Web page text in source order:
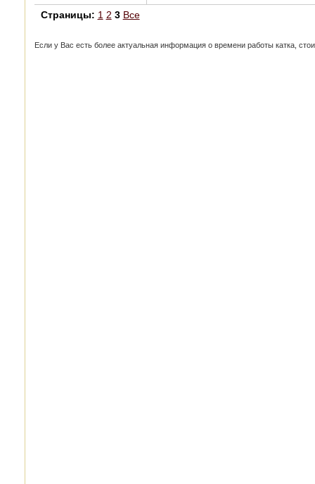
Страницы: 1 2 3 Все
Если у Вас есть более актуальная информация о времени работы катка,